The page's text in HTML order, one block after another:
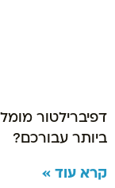
דפיברילטור
ביותר עבורכם?
קרא עוד »